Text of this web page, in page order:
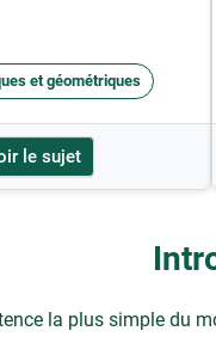
et géométriques
le sujet
la plus simple du